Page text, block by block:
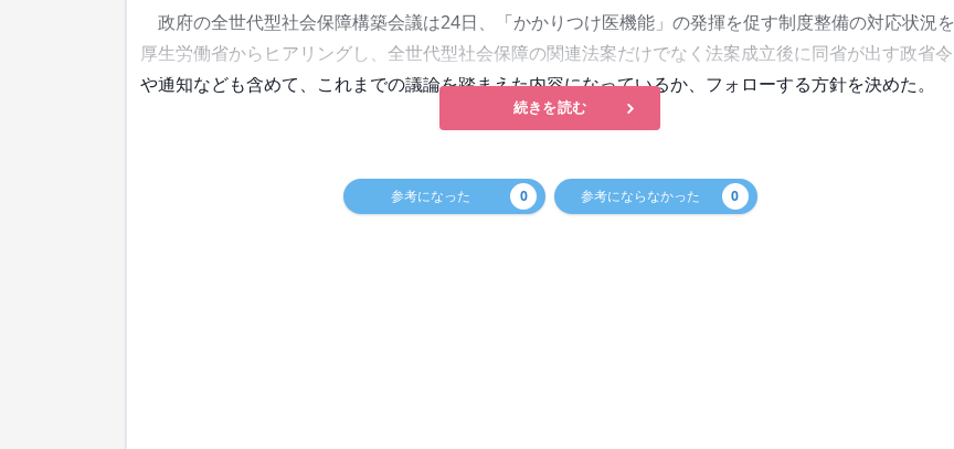
政府の全世代型社会保障構築会議は24日、「かかりつけ医機能」の発揮を促す制度整備の対応状況を
厚生労働省からヒアリングし、全世代型社会保障の関連法案だけでなく法案成立後に同省が出す政省令
や通知なども含めて、これまでの議論を踏まえた内容になっているか、フォローする方針を決めた。
続きを読む
参考になった 0 参考にならなかった 0